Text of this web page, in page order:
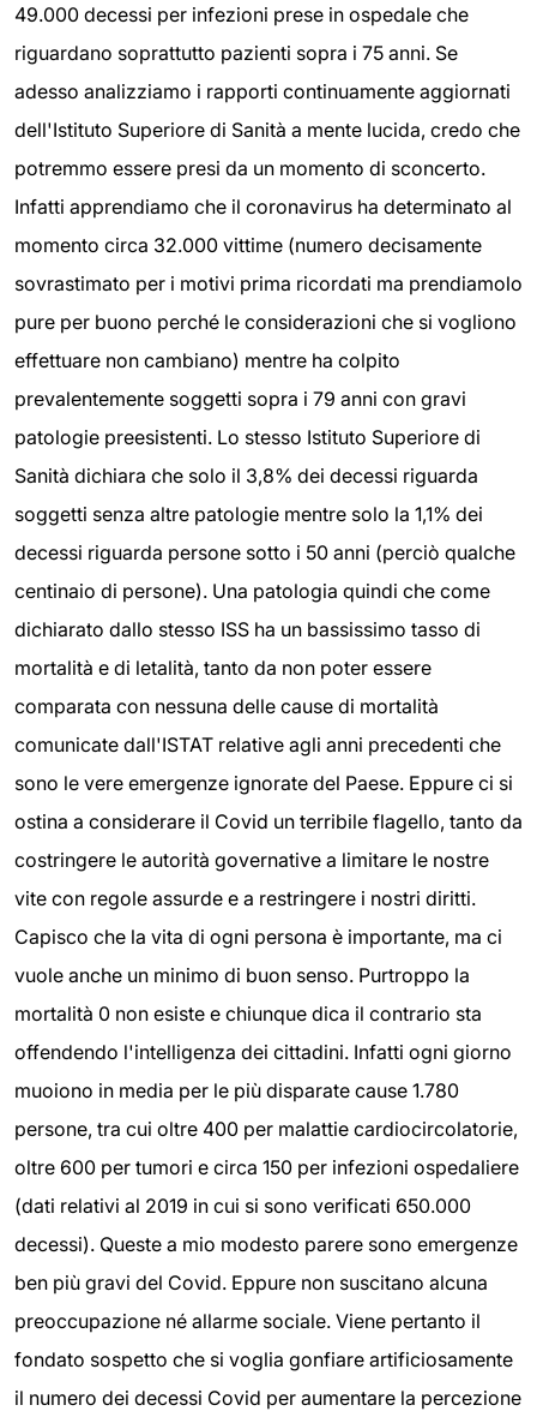
49.000 decessi per infezioni prese in ospedale che
riguardano soprattutto pazienti sopra i 75 anni. Se
adesso analizziamo i rapporti continuamente aggiornati
dell'Istituto Superiore di Sanità a mente lucida, credo che
potremmo essere presi da un momento di sconcerto.
Infatti apprendiamo che il coronavirus ha determinato al
momento circa 32.000 vittime (numero decisamente
sovrastimato per i motivi prima ricordati ma prendiamolo
pure per buono perché le considerazioni che si vogliono
effettuare non cambiano) mentre ha colpito
prevalentemente soggetti sopra i 79 anni con gravi
patologie preesistenti. Lo stesso Istituto Superiore di
Sanità dichiara che solo il 3,8% dei decessi riguarda
soggetti senza altre patologie mentre solo la 1,1% dei
decessi riguarda persone sotto i 50 anni (perciò qualche
centinaio di persone). Una patologia quindi che come
dichiarato dallo stesso ISS ha un bassissimo tasso di
mortalità e di letalità, tanto da non poter essere
comparata con nessuna delle cause di mortalità
comunicate dall'ISTAT relative agli anni precedenti che
sono le vere emergenze ignorate del Paese. Eppure ci si
ostina a considerare il Covid un terribile flagello, tanto da
costringere le autorità governative a limitare le nostre
vite con regole assurde e a restringere i nostri diritti.
Capisco che la vita di ogni persona è importante, ma ci
vuole anche un minimo di buon senso. Purtroppo la
mortalità 0 non esiste e chiunque dica il contrario sta
offendendo l'intelligenza dei cittadini. Infatti ogni giorno
muoiono in media per le più disparate cause 1.780
persone, tra cui oltre 400 per malattie cardiocircolatorie,
oltre 600 per tumori e circa 150 per infezioni ospedaliere
(dati relativi al 2019 in cui si sono verificati 650.000
decessi). Queste a mio modesto parere sono emergenze
ben più gravi del Covid. Eppure non suscitano alcuna
preoccupazione né allarme sociale. Viene pertanto il
fondato sospetto che si voglia gonfiare artificiosamente
il numero dei decessi Covid per aumentare la percezione